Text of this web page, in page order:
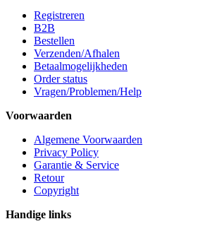
Registreren
B2B
Bestellen
Verzenden/Afhalen
Betaalmogelijkheden
Order status
Vragen/Problemen/Help
Voorwaarden
Algemene Voorwaarden
Privacy Policy
Garantie & Service
Retour
Copyright
Handige links